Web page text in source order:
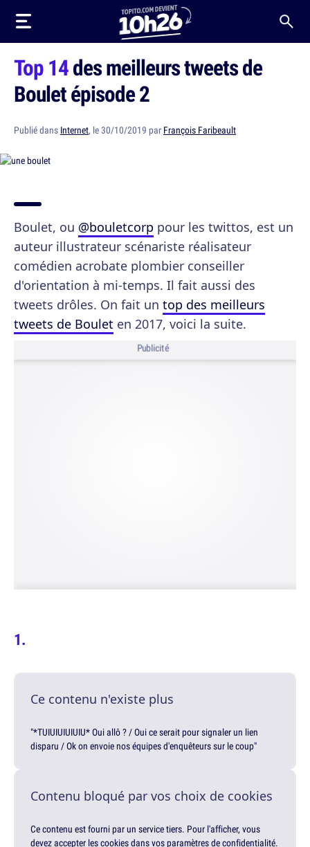
Top 14des meilleurs tweets de
Boulet épisode 2
Publié dans Internet, le 30/10/2019 par François Faribeault
Boulet, ou @bouletcorp pour les twittos, est un
auteur illustrateur scénariste réalisateur
comédien acrobate plombier conseiller
d'orientation à mi-temps. Il fait aussi des
tweets drôles. On fait un top des meilleurs
tweets de Boulet en 2017, voici la suite.
Publicité
Ce contenu n'existe plus
"*TUIUIUIUIUIU* Oui allô ? / Oui ce serait pour signaler un lien
disparu / Ok on envoie nos équipes d'enquêteurs sur le coup"
Contenu bloqué par vos choix de cookies
Ce contenu est fourni par un service tiers. Pour l'afficher, vous
devez accepter les cookies dans vos paramètres de confidentialité.